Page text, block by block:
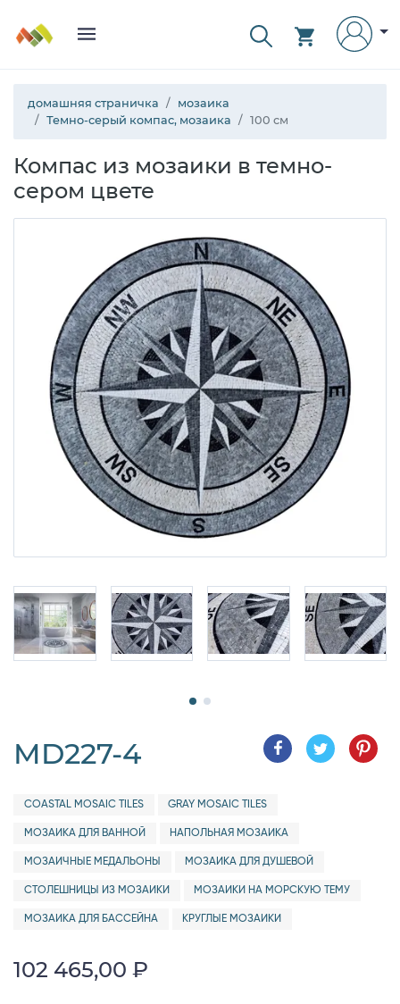
домашняя страничка
мозаика
Темно-серый компас, мозаика
100 см
Компас из мозаики в темно-
сером цвете
MD227-4
COASTAL MOSAIC TILES GRAY MOSAIC TILES
МОЗАИКА ДЛЯ ВАННОЙ НАПОЛЬНАЯ МОЗАИКА
МОЗАИЧНЫЕ МЕДАЛЬОНЫ МОЗАИКА ДЛЯ ДУШЕВОЙ
СТОЛЕШНИЦЫ ИЗ МОЗАИКИ МОЗАИКИ НА МОРСКУЮ ТЕМУ
МОЗАИКА ДЛЯ БАССЕЙНА КРУГЛЫЕ МОЗАИКИ
102 465,00 ₽